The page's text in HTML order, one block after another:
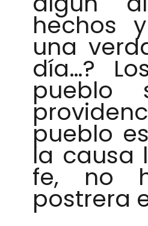
hechos
una
día…?
pueblo
pueblo
la causa
fe, no
postrera